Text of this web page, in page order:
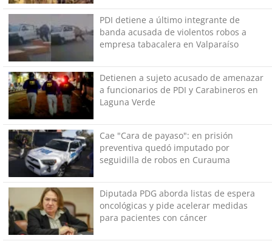
PDI detiene a último integrante de
banda acusada de violentos robos a
empresa tabacalera en Valparaíso
Detienen a sujeto acusado de amenazar
a funcionarios de PDI y Carabineros en
Laguna Verde
Cae "Cara de payaso": en prisión
preventiva quedó imputado por
seguidilla de robos en Curauma
Diputada PDG aborda listas de espera
oncológicas y pide acelerar medidas
para pacientes con cáncer